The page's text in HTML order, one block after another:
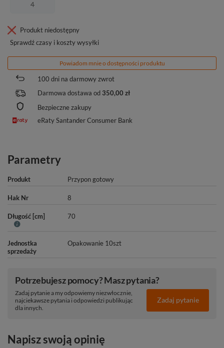
4
Produkt niedostępny
Sprawdź czasy i koszty wysyłki
Powiadom mnie o dostępności produktu
100 dni na darmowy zwrot
Darmowa dostawa od 350,00 zł
Bezpieczne zakupy
eRaty Santander Consumer Bank
Parametry
Produkt Przypon gotowy
Hak Nr 8
Długość [cm] 70
Jednostka
sprzedaży
Opakowanie 10szt
Potrzebujesz pomocy? Masz pytania?
Zadaj pytanie a my odpowiemy niezwłocznie,
najciekawsze pytania i odpowiedzi publikując
dla innych.
Zadaj pytanie
Napisz swoją opinię